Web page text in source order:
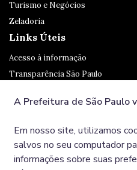
Turismo e Negócios
Zeladoria
Links Úteis
Acesso à informação
Transparência São Paulo
Ouvidoria
A Prefeitura de São Paulo
Em nosso site, utilizamos
salvos no seu computador
informações sobre suas